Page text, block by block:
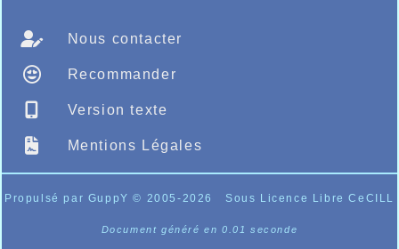
Nous contacter
Recommander
Version texte
Mentions Légales
Propulsé par GuppY© 2005-2026 Sous Licence Libre CeCILL
Document généré en 0.01 seconde